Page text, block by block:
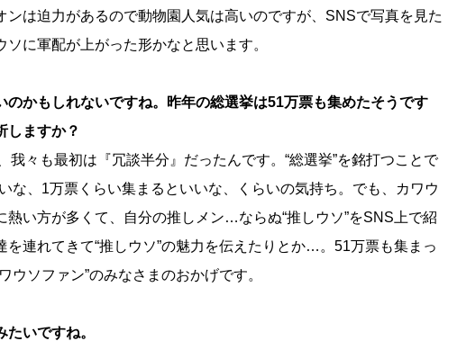
ンは迫力があるので動物園人気は高いのですが、SNSで写真を見た
に軍配が上がった形かなと思います。
かもしれないですね。昨年の総選挙は51万票も集めたそうです
しますか？
我々も最初は『冗談半分』だったんです。“総選挙”を銘打つことで
な、1万票くらい集まるといいな、くらいの気持ち。でも、カワウ
熱い方が多くて、自分の推しメン…ならぬ“推しウソ”をSNS上で紹
を連れてきて“推しウソ”の魅力を伝えたりとか…。51万票も集まっ
ウソファン”のみなさまのおかげです。
いですね。